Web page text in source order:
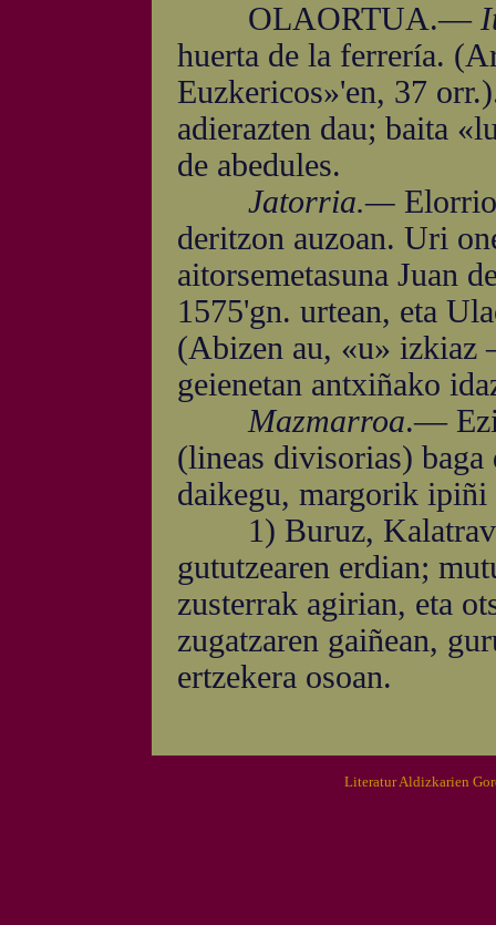
OLAORTUA.—
huerta de la ferrería.
Euzkericos»'en, 37
adierazten dau; baita
de abedules.
Jatorria.—
deritzon auzoan. Uri
aitorsemetasuna Juan
1575'gn. urtean, eta
(Abizen au, «u»
geienetan antxiñako
Mazmarroa.—
(lineas divisorias)
daikegu, margorik ipiñi
1) Buruz,
gututzearen erdian;
zusterrak agirian, eta
zugatzaren gaiñean,
ertzekera osoan.
Literatur Aldizkarien